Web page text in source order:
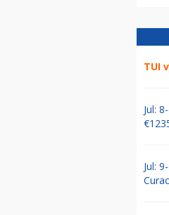
TUI
Jul:
Jul: